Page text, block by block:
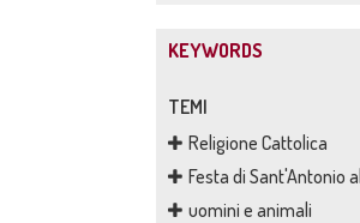
KEYWORDS
TEMI
Religione Cattolica
Festa di Sant'Antonio
uomini e animali